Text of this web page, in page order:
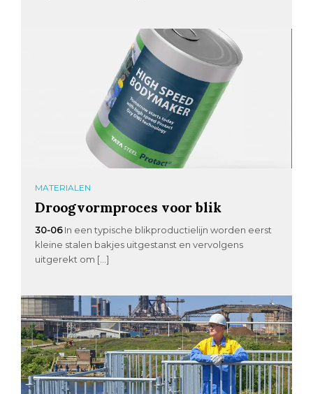
MATERIALEN
Droogvormproces voor blik
30-06 In een typische blikproductielijn worden eerst
kleine stalen bakjes uitgestanst en vervolgens
uitgerekt om […]